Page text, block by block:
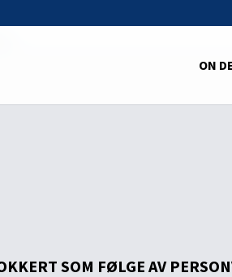
ON
SOM FØLGE AV